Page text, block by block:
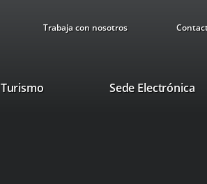
Trabaja con nosotros
TurismoThis
Sede Electrónica